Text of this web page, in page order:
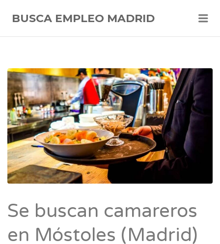
BUSCA EMPLEO MADRID
Se buscan camareros
en Móstoles (Madrid)